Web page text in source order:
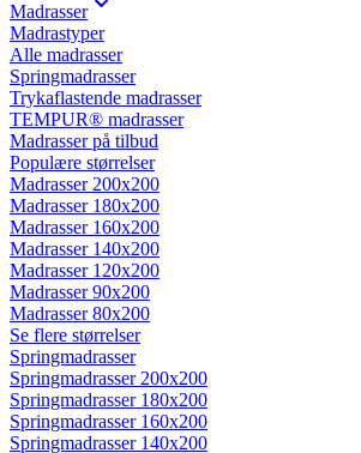
Madrasser
Madrastyper
Alle madrasser
Springmadrasser
Trykaflastende madrasser
TEMPUR® madrasser
Madrasser på tilbud
Populære størrelser
Madrasser 200x200
Madrasser 180x200
Madrasser 160x200
Madrasser 140x200
Madrasser 120x200
Madrasser 90x200
Madrasser 80x200
Se flere størrelser
Springmadrasser
Springmadrasser 200x200
Springmadrasser 180x200
Springmadrasser 160x200
Springmadrasser 140x200